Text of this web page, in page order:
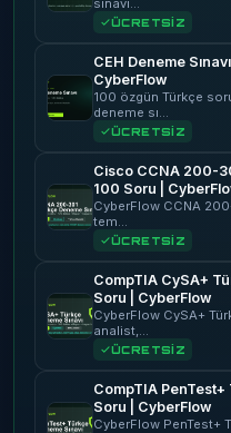
sınavı…
ÜCRETSİZ
CEH Deneme
CyberFlow
100 özgün Türkçe
deneme sı…
ÜCRETSİZ
Cisco CCNA 200-
100 Soru |
CyberFlow CCNA
tem…
ÜCRETSİZ
CompTIA CySA+
Soru | CyberFlow
CyberFlow CySA+
analist,…
ÜCRETSİZ
CompTIA PenTest+
Soru | CyberFlow
CyberFlow PenTest+